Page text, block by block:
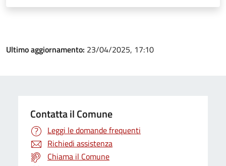
Ultimo aggiornamento: 23/04/2025, 17:10
Contatta il Comune
Leggi le domande frequenti
Richiedi assistenza
Chiama il Comune